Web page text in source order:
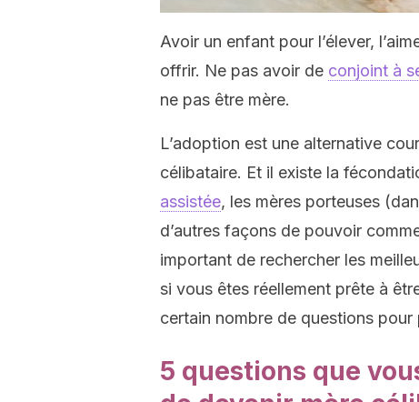
Avoir un enfant pour l’élever,
offrir. Ne pas avoir de conjoint à
ne pas être mère.
L’adoption est une alternative
célibataire. Et il existe la
assistée, les mères porteuses
d’autres façons de pouvoir
important de rechercher les
si vous êtes réellement prête à
certain nombre de questions pour
5 questions que